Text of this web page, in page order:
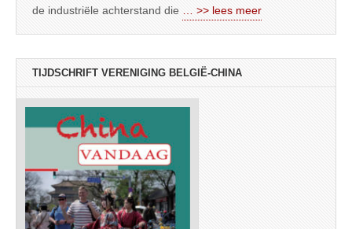
de industriële achterstand die … >> lees meer
TIJDSCHRIFT VERENIGING BELGIË-CHINA